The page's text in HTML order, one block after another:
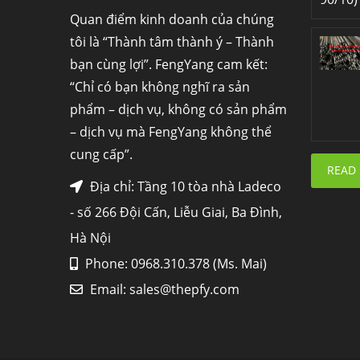
Quan điểm kinh doanh của chúng
tôi là “Thành tâm thành ý – Thành
bạn cùng lợi”. FengYang cam kết:
“Chỉ có bạn không nghĩ ra sản
phẩm – dịch vụ, không có sản phẩm
– dịch vụ mà FengYang không thể
cung cấp”.
Địa chỉ: Tầng 10 tòa nhà Ladeco
- số 266 Đội Cấn, Liễu Giai, Ba Đình,
Hà Nội
Phone: 0968.310.378 (Ms. Mai)
Email: sales@thepfy.com
READ